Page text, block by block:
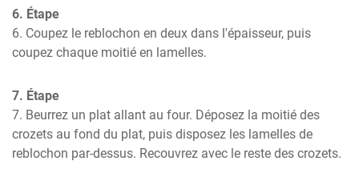
6. Étape
6. Coupez le reblochon en deux dans l'épaisseur, puis
coupez chaque moitié en lamelles.
7. Étape
7. Beurrez un plat allant au four. Déposez la moitié des
crozets au fond du plat, puis disposez les lamelles de
reblochon par-dessus. Recouvrez avec le reste des crozets.